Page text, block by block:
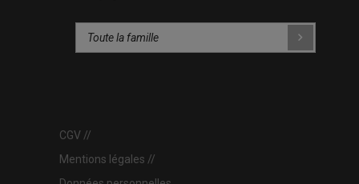
CGV
Mentions légales